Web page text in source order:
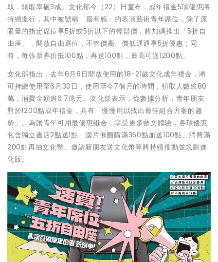
取，領取率破3成。文化部今（22）日宣布，成年禮金5項優惠將
持續進行，其中被號稱「最有感」的表演藝術青年席位，除了原
限量的指定席位享5折或5折以下的輕鬆價，將加碼推出「5折自
由座」，開放自由選位，不管價高、價低通通享5折優惠；同
時，每張票券折抵100點，再送100點，最高可送1200點。
文化部指出，去年6月6日開放使用的18-21歲文化成年禮金，將
可持續使用至6月30日，使用至今7個月的時間，領取人數逾80
萬，消費金額逾6.7億元。文化部表示，從數據分析，青年朋友
對於1200點成年禮金，具有「慢慢用以找出最佳組合方案的趨
勢」。為讓青年可用最優惠組合，享受更多藝文體驗，各項優惠
包含獨立書店2點送1點、國片揪團購滿350點加送100點、消費滿
200點再抽文化幣、邀請新朋友送文化幣等將持續推動並規劃進
化版。